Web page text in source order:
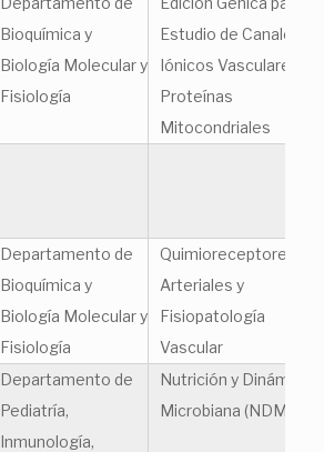
Bioquímica y
Biología Molecular y
Fisiología
Estudio de Canales
Iónicos Vasculares y
Proteínas
Mitocondriales
Departamento de
Bioquímica y
Biología Molecular y
Fisiología
Quimioreceptores
Arteriales y
Fisiopatología
Vascular
Departamento de
Pediatría,
Inmunología,
Nutrición y Dinámica
Microbiana (NDM)